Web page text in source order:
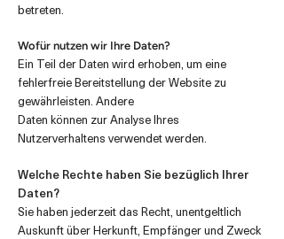
betreten.
Wofür nutzen wir Ihre Daten?
Ein Teil der Daten wird erhoben, um eine
fehlerfreie Bereitstellung der Website zu
gewährleisten. Andere
Daten können zur Analyse Ihres
Nutzerverhaltens verwendet werden.
Welche Rechte haben Sie bezüglich Ihrer
Daten?
Sie haben jederzeit das Recht, unentgeltlich
Auskunft über Herkunft, Empfänger und Zweck